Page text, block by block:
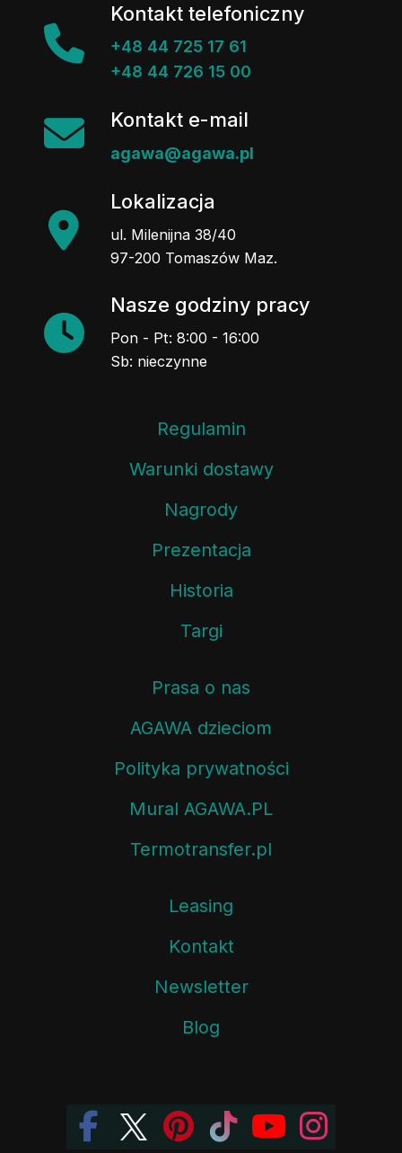
Kontakt telefoniczny
+48 44 725 17 61
+48 44 726 15 00
Kontakt e-mail
agawa@agawa.pl
Lokalizacja
ul. Milenijna 38/40
97-200 Tomaszów Maz.
Nasze godziny pracy
Pon - Pt: 8:00 - 16:00
Sb: nieczynne
Regulamin
Warunki dostawy
Nagrody
Prezentacja
Historia
Targi
Prasa o nas
AGAWA dzieciom
Polityka prywatności
Mural AGAWA.PL
Termotransfer.pl
Leasing
Kontakt
Newsletter
Blog